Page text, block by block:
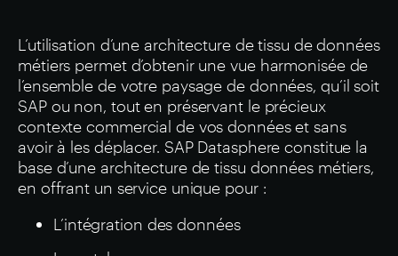
L’utilisation d’une architecture de tissu de données
métiers permet d’obtenir une vue harmonisée de
l’ensemble de votre paysage de données, qu’il soit
SAP ou non, tout en préservant le précieux
contexte commercial de vos données et sans
avoir à les déplacer. SAP Datasphere constitue la
base d’une architecture de tissu données métiers,
en offrant un service unique pour :
L’intégration des données